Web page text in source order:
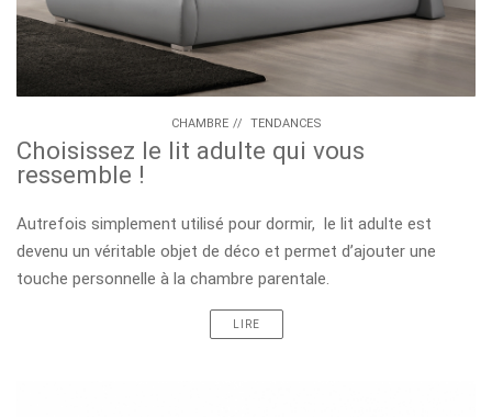
CHAMBRE // TENDANCES
Choisissez le lit adulte qui vous
ressemble !
Autrefois simplement utilisé pour dormir, le lit adulte est
devenu un véritable objet de déco et permet d’ajouter une
touche personnelle à la chambre parentale.
LIRE